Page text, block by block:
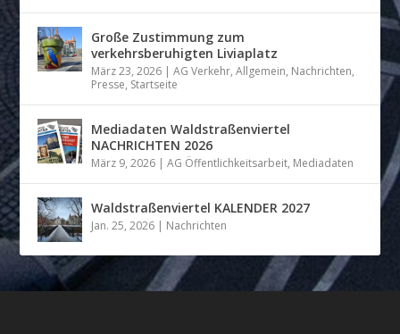
Große Zustimmung zum
verkehrsberuhigten Liviaplatz
März 23, 2026 |AG Verkehr,Allgemein, Nachrichten,
Presse, Startseite
Mediadaten Waldstraßenviertel
NACHRICHTEN 2026
März 9, 2026 |AG Öffentlichkeitsarbeit, Mediadaten
Waldstraßenviertel KALENDER 2027
Jan. 25, 2026 | Nachrichten